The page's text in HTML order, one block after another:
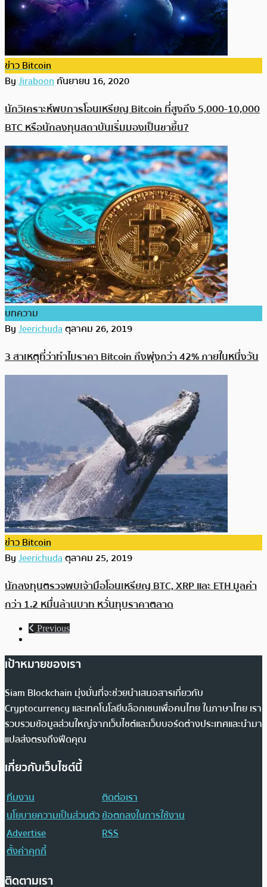
ข่าว Bitcoin
ByJiraboonกันยายน 16, 2020
นักวิเคราะห์พบการโอนเหรียญ Bitcoin ที่สูงถึง 5,000-10,000
BTC หรือนักลงทุนสถาบันเริ่มมองเป็นขาขึ้น?
บทความ
ByJeerichudaตุลาคม 26, 2019
3 สาเหตุที่ว่าทำไมราคา Bitcoin ถึงพุ่งกว่า 42% ภายในหนึ่งวัน
ข่าว Bitcoin
ByJeerichudaตุลาคม 25, 2019
นักลงทุนตรวจพบเจ้ามือโอนเหรียญ BTC, XRP และ ETH มูลค่า
กว่า 1.2 หมื่นล้านบาท หวั่นทุบราคาตลาด
Previous
เป้าหมายของเรา
Siam Blockchain มุ่งมั่นที่จะช่วยนำเสนอสารเกี่ยวกับ
Cryptocurrency และเทคโนโลยีบล็อกเชนเพื่อคนไทย ในภาษาไทย เรา
รวบรวมข้อมูลส่วนใหญ่จากเว็บไซต์และเว็บบอร์ดต่างประเทศและนำมา
แปลส่งตรงถึงฟีดคุณ
เกี่ยวกับเว็บไซต์นี้
ทีมงาน
ติดต่อเรา
นโยบายความเป็นส่วนตัวข้อตกลงในการใช้งาน
Advertise
RSS
ตั้งค่าคุกกี้
ติดตามเรา